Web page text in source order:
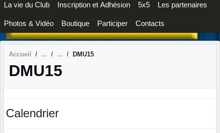
La vie du Club Inscription et Adhésion 5x5 Les partenaires
Photos & Vidéo Boutique Participer Contacts
Accueil DMU15
DMU15
Calendrier